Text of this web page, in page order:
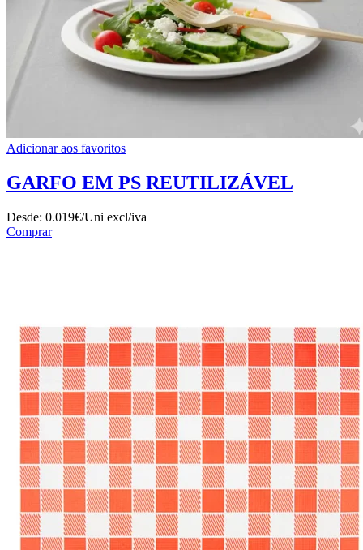
Adicionar aos favoritos
GARFO EM PS REUTILIZÁVEL
Desde: 0.019€/Uni excl/iva
Comprar